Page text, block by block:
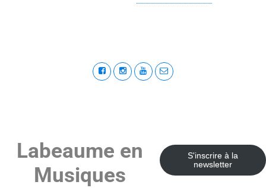
Labeaume en
Musiques
S'inscrire à la
newsletter